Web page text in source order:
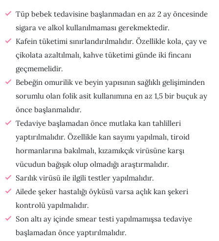
Tüp bebek tedavisine başlanmadan en az 2 ay öncesinde
sigara ve alkol kullanılmaması gerekmektedir.
Kafein tüketimi sınırlandırılmalıdır. Özellikle kola, çay ve
çikolata azaltılmalı, kahve tüketimi günde iki fincanı
geçmemelidir.
Bebeğin omurilik ve beyin yapısının sağlıklı gelişiminden
sorumlu olan folik asit kullanımına en az 1,5 bir buçuk ay
önce başlanmalıdır.
Tedaviye başlamadan önce mutlaka kan tahlilleri
yaptırılmalıdır. Özellikle kan sayımı yapılmalı, tiroid
hormanlarına bakılmalı, kızamıkçık virüsüne karşı
vücudun bağışık olup olmadığı araştırmalıdır.
Sarılık virüsü ile ilgili testler yapılmalıdır.
Ailede şeker hastalığı öyküsü varsa açlık kan şekeri
kontrolü yapılmalıdır.
Son altı ay içinde smear testi yapılmamışsa tedaviye
başlamadan önce yaptırılmalıdır.